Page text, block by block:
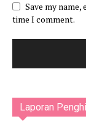
Save my
time I comment.
Laporan